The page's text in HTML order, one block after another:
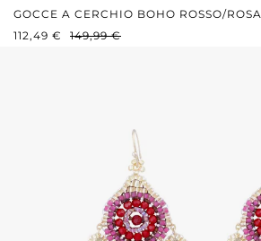
GOCCE A CERCHIO BOHO ROSSO/ROSA
PREZZO DI VENDITA:
112,49 € PREZZO NORMALE:
149,99 €